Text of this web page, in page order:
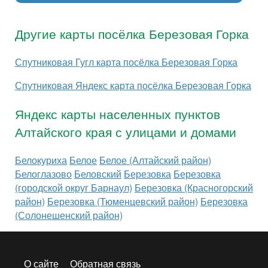
Другие карты посёлка Березовая Горка
Спутниковая Гугл карта посёлка Березовая Горка
Спутниковая Яндекс карта посёлка Березовая Горка
Яндекс карты населенных пунктов
Алтайского края с улицами и домами
Белокуриха Белое Белое (Алтайский район)
Белоглазово Беловский Березовка Березовка
(городской округ Барнаул) Березовка (Красногорский
район) Березовка (Тюменцевский район) Березовка
(Солонешенский район)
О сайте Обратная связь